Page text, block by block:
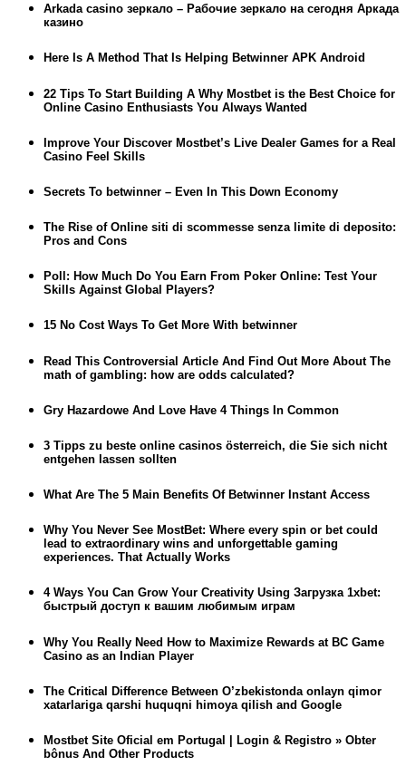
Arkada casino зеркало – Рабочие зеркало на сегодня Аркада
казино
Here Is A Method That Is Helping Betwinner APK Android
22 Tips To Start Building A Why Mostbet is the Best Choice for
Online Casino Enthusiasts You Always Wanted
Improve Your Discover Mostbet’s Live Dealer Games for a Real
Casino Feel Skills
Secrets To betwinner – Even In This Down Economy
The Rise of Online siti di scommesse senza limite di deposito:
Pros and Cons
Poll: How Much Do You Earn From Poker Online: Test Your
Skills Against Global Players?
15 No Cost Ways To Get More With betwinner
Read This Controversial Article And Find Out More About The
math of gambling: how are odds calculated?
Gry Hazardowe And Love Have 4 Things In Common
3 Tipps zu beste online casinos österreich, die Sie sich nicht
entgehen lassen sollten
What Are The 5 Main Benefits Of Betwinner Instant Access
Why You Never See MostBet: Where every spin or bet could
lead to extraordinary wins and unforgettable gaming
experiences. That Actually Works
4 Ways You Can Grow Your Creativity Using Загрузка 1xbet:
быстрый доступ к вашим любимым играм
Why You Really Need How to Maximize Rewards at BC Game
Casino as an Indian Player
The Critical Difference Between O’zbekistonda onlayn qimor
xatarlariga qarshi huquqni himoya qilish and Google
Mostbet Site Oficial em Portugal | Login & Registro » Obter
bônus And Other Products